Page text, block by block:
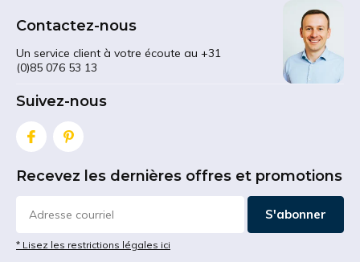
Contactez-nous
Un service client à votre écoute au +31
(0)85 076 53 13
Suivez-nous
Recevez les dernières offres et promotions
S'abonner
* Lisez les restrictions légales ici